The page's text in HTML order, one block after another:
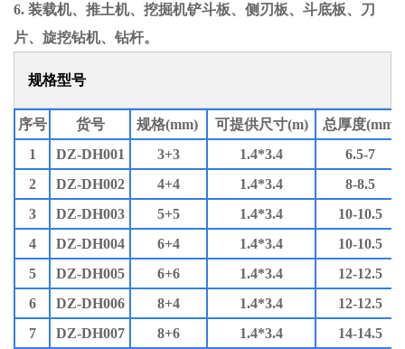
6. 装载机、推土机、挖掘机铲斗板、侧刃板、斗底板、刀
片、旋挖钻机、钻杆。
规格型号
序号 货号 规格(mm) 可提供尺寸(m)
总厚度(mm)
1
DZ-DH001 3+3 1.4*3.4
6.5-7
2
DZ-DH002 4+4 1.4*3.4
8-8.5
3
DZ-DH003 5+5 1.4*3.4
10-10.5
4
DZ-DH004 6+4 1.4*3.4
10-10.5
5
DZ-DH005 6+6 1.4*3.4
12-12.5
6
DZ-DH006 8+4 1.4*3.4
12-12.5
7
DZ-DH007 8+6 1.4*3.4
14-14.5